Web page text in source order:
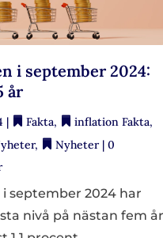
i september 2024:
år
| Fakta, inflation Fakta,
, Nyheter| 0
september 2024 har
nivå på nästan fem